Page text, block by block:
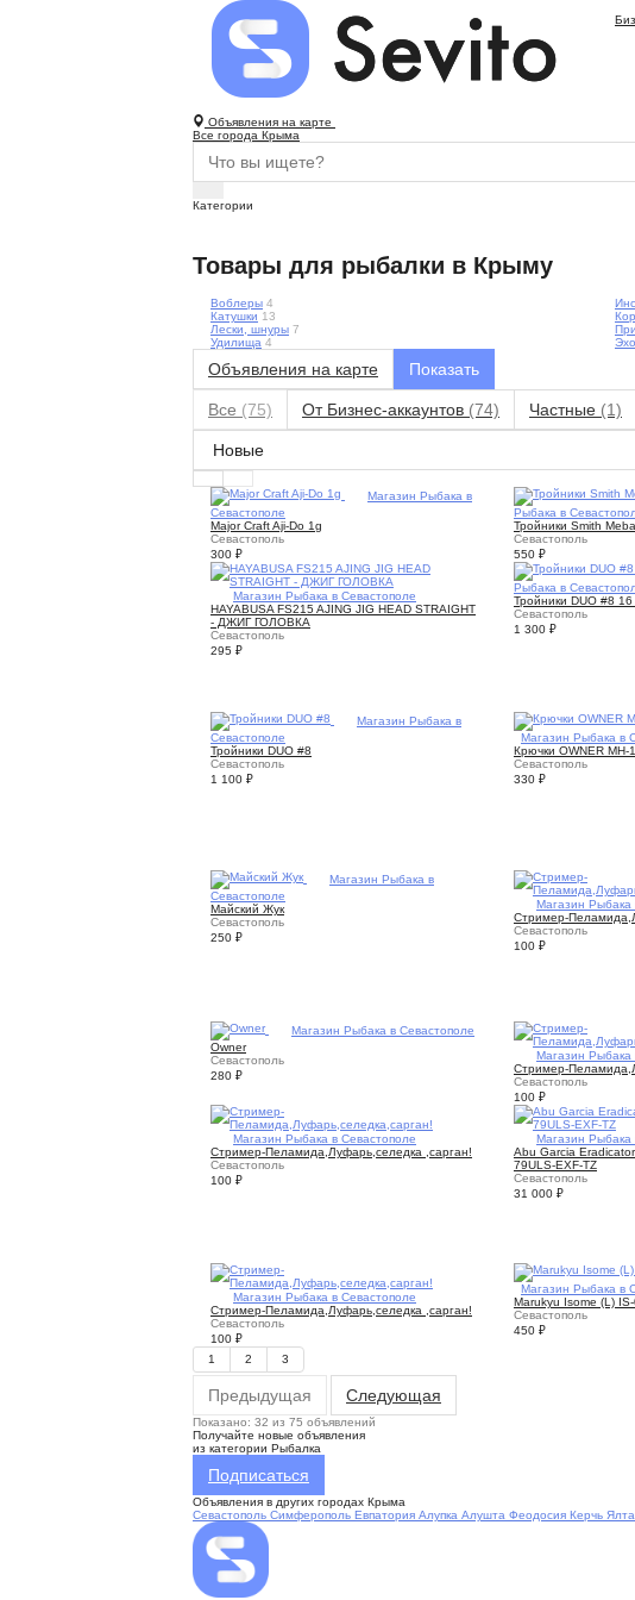
Объявления на карте
Все города Крыма
Категории
Товары для рыбалки в Крыму
Воблеры 4
Катушки 13
Лески, шнуры 7
Удилища 4
Объявления на карте
Все (75) От Бизнес-аккаунтов (74) Частные (1)
Магазин Рыбака в
Севастополе
Major Craft Aji-Do 1g
Севастополь
300 ₽
Рыбака в
Тройники Smith
Севастополь
550 ₽
Магазин Рыбака в Севастополе
HAYABUSA FS215 AJING JIG HEAD STRAIGHT
- ДЖИГ ГОЛОВКА
Севастополь
295 ₽
Рыбака в
Тройники DUO #8 16
Севастополь
1 300 ₽
Магазин Рыбака в
Севастополе
Тройники DUO #8
Севастополь
1 100 ₽
Магазин Рыбака в
Крючки OWNER
Севастополь
330 ₽
Магазин Рыбака в
Севастополе
Майский Жук
Севастополь
250 ₽
Магазин Рыбака
Стример-
Севастополь
100 ₽
Магазин Рыбака в Севастополе
Owner
Севастополь
280 ₽
Магазин Рыбака
Стример-
Севастополь
100 ₽
Магазин Рыбака в Севастополе
Стример-Пеламида,Луфарь,селедка ,сарган!
Севастополь
100 ₽
Магазин Рыбака
Abu Garcia
79ULS-EXF-TZ
Севастополь
31 000 ₽
Магазин Рыбака в Севастополе
Стример-Пеламида,Луфарь,селедка ,сарган!
Севастополь
100 ₽
Магазин Рыбака в
Marukyu Isome (L)
Севастополь
450 ₽
1 2 3
Предыдущая Следующая
Показано: 32 из 75 объявлений
Получайте новые объявления
из категории Рыбалка
Подписаться
Объявления в других городах Крыма
Севастополь Симферополь Евпатория Алупка Алушта Феодосия Керчь Ялта